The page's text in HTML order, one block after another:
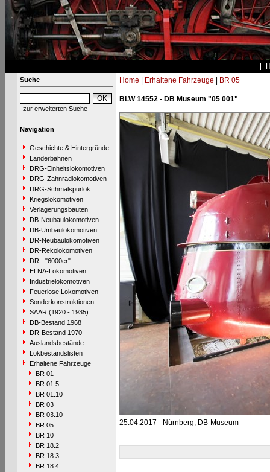
Suche
zur erweiterten Suche
Navigation
Geschichte & Hintergründe
Länderbahnen
DRG-Einheitslokomotiven
DRG-Zahnradlokomotiven
DRG-Schmalspurlok.
Kriegslokomotiven
Verlagerungsbauten
DB-Neubaulokomotiven
DB-Umbaulokomotiven
DR-Neubaulokomotiven
DR-Rekolokomotiven
DR - "6000er"
ELNA-Lokomotiven
Industrielokomotiven
Feuerlose Lokomotiven
Sonderkonstruktionen
SAAR (1920 - 1935)
DB-Bestand 1968
DR-Bestand 1970
Auslandsbestände
Lokbestandslisten
Erhaltene Fahrzeuge
BR 01
BR 01.5
BR 01.10
BR 03
BR 03.10
BR 05
BR 10
BR 18.2
BR 18.3
BR 18.4
Home Erhaltene Fahrzeuge BR 05
BLW 14552 - DB Museum "05 001"
25.04.2017 - Nürnberg, DB-Museum